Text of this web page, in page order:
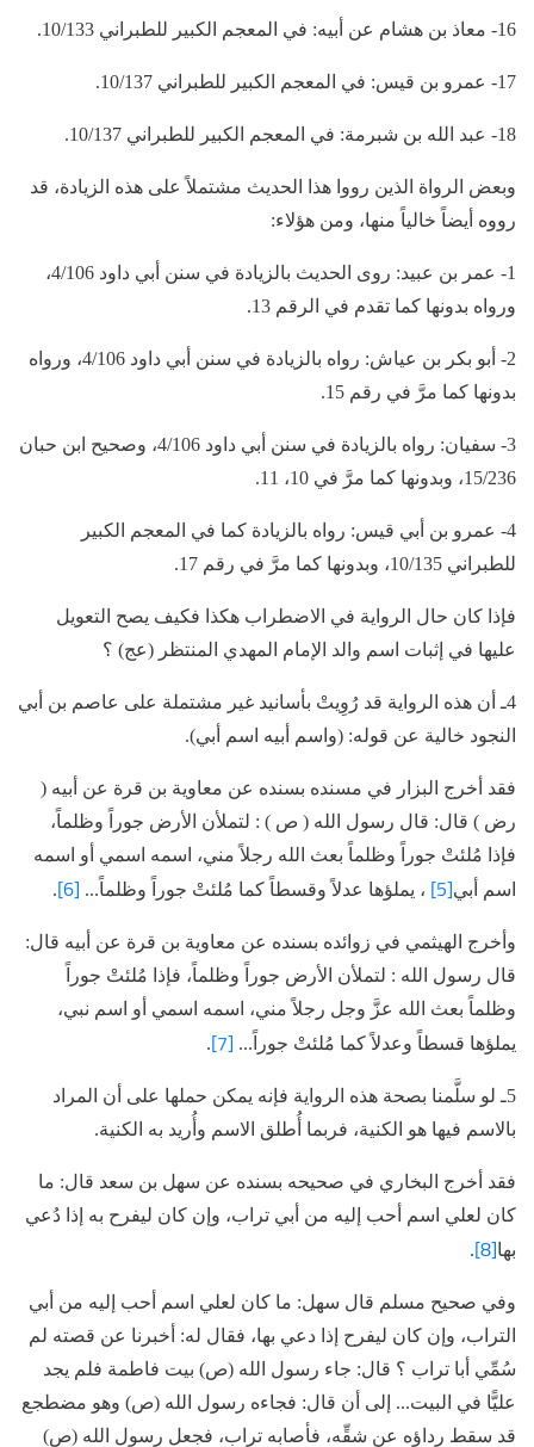
16- معاذ بن هشام عن أبيه: في المعجم الكبير للطبراني 10/133.
17- عمرو بن قيس: في المعجم الكبير للطبراني 10/137.
18- عبد الله بن شبرمة: في المعجم الكبير للطبراني 10/137.
وبعض الرواة الذين رووا هذا الحديث مشتملاً على هذه الزيادة، قد
رووه أيضاً خالياً منها، ومن هؤلاء:
1- عمر بن عبيد: روى الحديث بالزيادة في سنن أبي داود 4/106،
ورواه بدونها كما تقدم في الرقم 13.
2- أبو بكر بن عياش: رواه بالزيادة في سنن أبي داود 4/106، ورواه
بدونها كما مرَّ في رقم 15.
3- سفيان: رواه بالزيادة في سنن أبي داود 4/106، وصحيح ابن حبان
15/236، وبدونها كما مرَّ في 10، 11.
4- عمرو بن أبي قيس: رواه بالزيادة كما في المعجم الكبير
للطبراني 10/135، وبدونها كما مرَّ في رقم 17.
فإذا كان حال الرواية في الاضطراب هكذا فكيف يصح التعويل
عليها في إثبات اسم والد الإمام المهدي المنتظر (عج) ؟
4ـ أن هذه الرواية قد رُوِيتْ بأسانيد غير مشتملة على عاصم بن أبي
النجود خالية عن قوله: (واسم أبيه اسم أبي).
فقد أخرج البزار في مسنده بسنده عن معاوية بن قرة عن أبيه (
رض ) قال: قال رسول الله ( ص ) : لتملأن الأرض جوراً وظلماً،
فإذا مُلئتْ جوراً وظلماً بعث الله رجلاً مني، اسمه اسمي أو اسمه
اسم أبي[5] ، يملؤها عدلاً وقسطاً كما مُلئتْ جوراً وظلماً... [6]
.
وأخرج الهيثمي في زوائده بسنده عن معاوية بن قرة عن أبيه قال:
قال رسول الله : لتملأن الأرض جوراً وظلماً، فإذا مُلئتْ جوراً
وظلماً بعث الله عزَّ وجل رجلاً مني، اسمه اسمي أو اسم نبي،
يملؤها قسطاً وعدلاً كما مُلئتْ جوراً... [7]
.
5ـ لو سلَّمنا بصحة هذه الرواية فإنه يمكن حملها على أن المراد
بالاسم فيها هو الكنية، فربما أُطلق الاسم وأُريد به الكنية.
فقد أخرج البخاري في صحيحه بسنده عن سهل بن سعد قال: ما
كان لعلي اسم أحب إليه من أبي تراب، وإن كان ليفرح به إذا دُعي
بها[8]
.
وفي صحيح مسلم قال سهل: ما كان لعلي اسم أحب إليه من أبي
التراب، وإن كان ليفرح إذا دعي بها، فقال له: أخبرنا عن قصته لم
سُمِّي أبا تراب ؟ قال: جاء رسول الله (ص) بيت فاطمة فلم يجد
عليًّا في البيت... إلى أن قال: فجاءه رسول الله (ص) وهو مضطجع
قد سقط رداؤه عن شقِّه، فأصابه تراب، فجعل رسول الله (ص)